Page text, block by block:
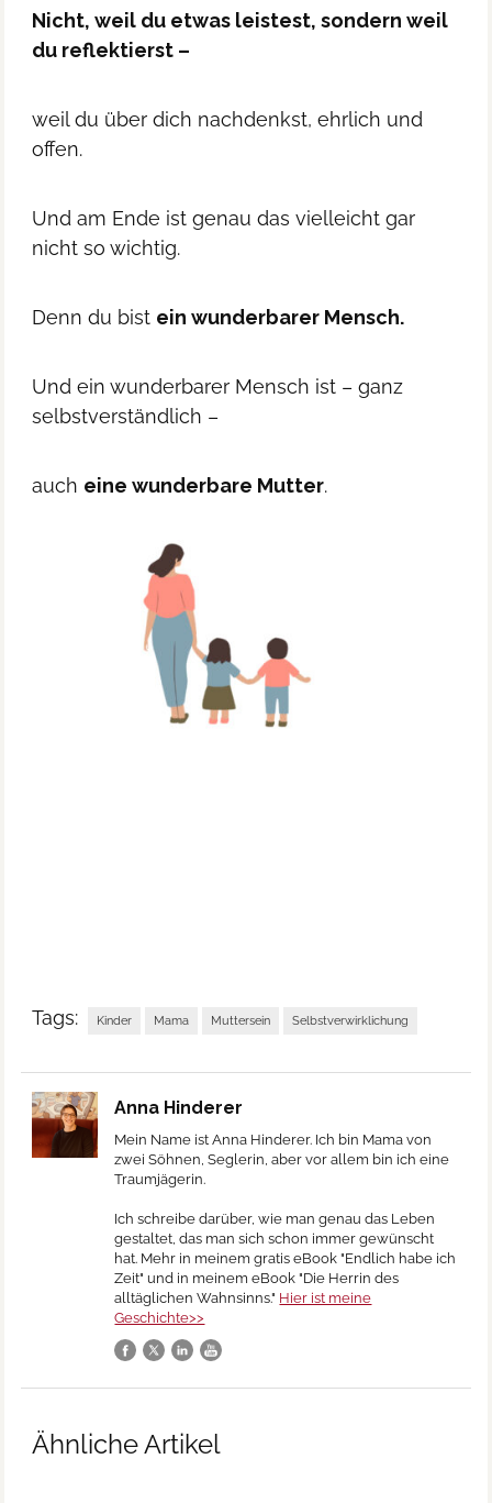
Nicht, weil du etwas leistest, sondern weil
du reflektierst –
weil du über dich nachdenkst, ehrlich und
offen.
Und am Ende ist genau das vielleicht gar
nicht so wichtig.
Denn du bist ein wunderbarer Mensch.
Und ein wunderbarer Mensch ist – ganz
selbstverständlich –
auch eine wunderbare Mutter.
Tags: Kinder Mama Muttersein Selbstverwirklichung
Anna Hinderer
Mein Name ist Anna Hinderer. Ich bin Mama von
zwei Söhnen, Seglerin, aber vor allem bin ich eine
Traumjägerin.
Ich schreibe darüber, wie man genau das Leben
gestaltet, das man sich schon immer gewünscht
hat. Mehr in meinem gratis eBook "Endlich habe ich
Zeit" und in meinem eBook "Die Herrin des
alltäglichen Wahnsinns." Hier ist meine
Geschichte>>
Ähnliche Artikel